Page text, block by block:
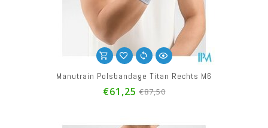
Manutrain Polsbandage Titan Rechts M6
€61,25 €87,50